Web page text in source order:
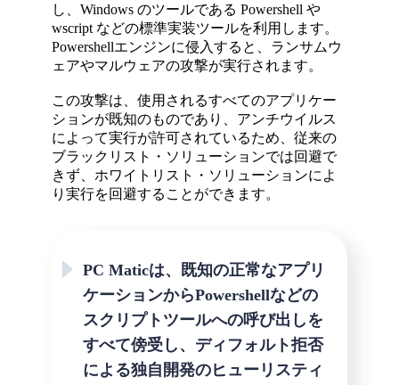
し、Windows のツールである Powershell や
wscript などの標準実装ツールを利用します。
Powershellエンジンに侵入すると、ランサムウ
ェアやマルウェアの攻撃が実行されます。
この攻撃は、使用されるすべてのアプリケー
ションが既知のものであり、アンチウイルス
によって実行が許可されているため、従来の
ブラックリスト・ソリューションでは回避で
きず、ホワイトリスト・ソリューションによ
り実行を回避することができます。
PC Maticは、既知の正常なアプリ
ケーションからPowershellなどの
スクリプトツールへの呼び出しを
すべて傍受し、ディフォルト拒否
による独自開発のヒューリスティ